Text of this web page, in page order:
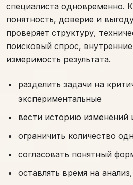
специалиста одновременно.
понятность, доверие и
проверяет структуру,
поисковый спрос,
измеримость результата.
разделить задачи на
экспериментальные
вести историю изменений
ограничить количество
согласовать понятный
оставлять время на